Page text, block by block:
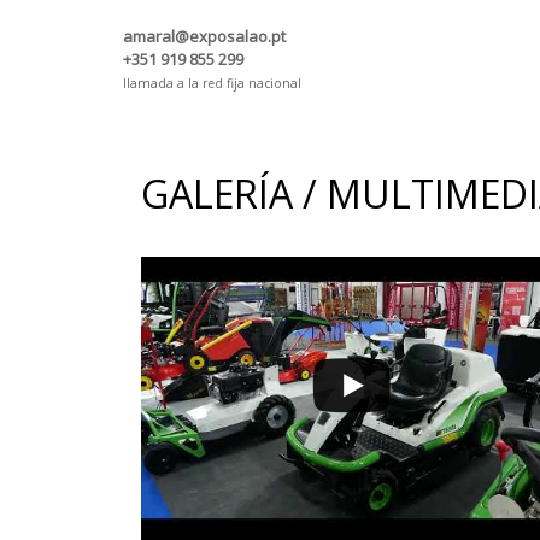
amaral@exposalao.pt
+351 919 855 299
llamada a la red fija nacional
GALERÍA /